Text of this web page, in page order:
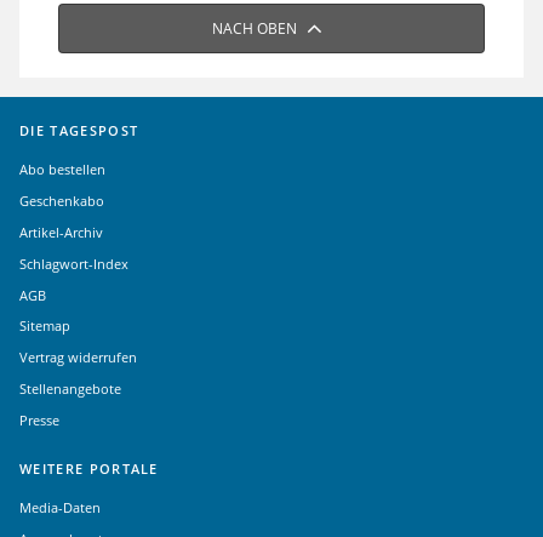
NACH OBEN
DIE TAGESPOST
Abo bestellen
Geschenkabo
Artikel-Archiv
Schlagwort-Index
AGB
Sitemap
Vertrag widerrufen
Stellenangebote
Presse
WEITERE PORTALE
Media-Daten